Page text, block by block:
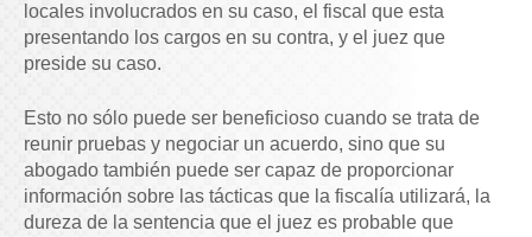
locales involucrados en su caso, el fiscal que esta
presentando los cargos en su contra, y el juez que
preside su caso.
Esto no sólo puede ser beneficioso cuando se trata de
reunir pruebas y negociar un acuerdo, sino que su
abogado también puede ser capaz de proporcionar
información sobre las tácticas que la fiscalía utilizará, la
dureza de la sentencia que el juez es probable que